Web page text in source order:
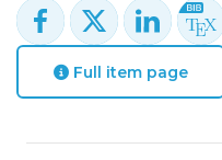
Full item page